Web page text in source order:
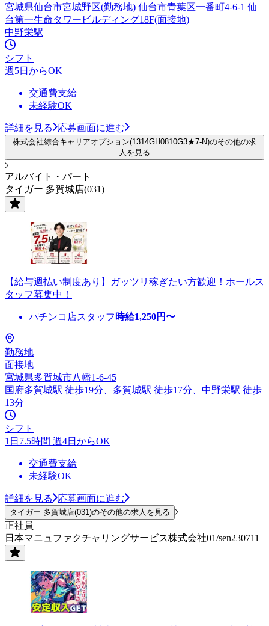
宮城県仙台市宮城野区(勤務地) 仙台市青葉区一番町4-6-1 仙
台第一生命タワービルディング18F(面接地)
中野栄駅
シフト
週5日からOK
交通費支給
未経験OK
詳細を見る 応募画面に進む
株式会社綜合キャリアオプション(1314GH0810G3★7-N)のその他の求
人を見る
アルバイト・パート
タイガー 多賀城店(031)
【給与週払い制度あり】ガッツリ稼ぎたい方歓迎！ホールス
タッフ募集中！
パチンコ店スタッフ 時給1,250円〜
勤務地
面接地
宮城県多賀城市八幡1-6-45
国府多賀城駅 徒歩19分、多賀城駅 徒歩17分、中野栄駅 徒歩
13分
シフト
1日7.5時間 週4日からOK
交通費支給
未経験OK
詳細を見る 応募画面に進む
タイガー 多賀城店(031)のその他の求人を見る
正社員
日本マニュファクチャリングサービス株式会社01/sen230711